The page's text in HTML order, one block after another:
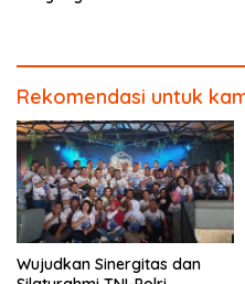
Rekomendasi untuk
Wujudkan Sinergitas dan